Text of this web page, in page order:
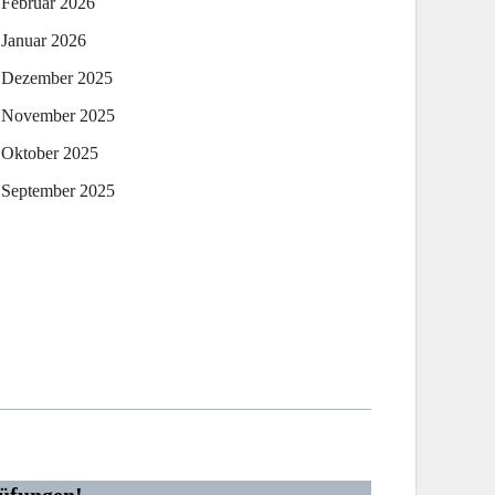
Januar 2026
Dezember 2025
November 2025
Oktober 2025
September 2025